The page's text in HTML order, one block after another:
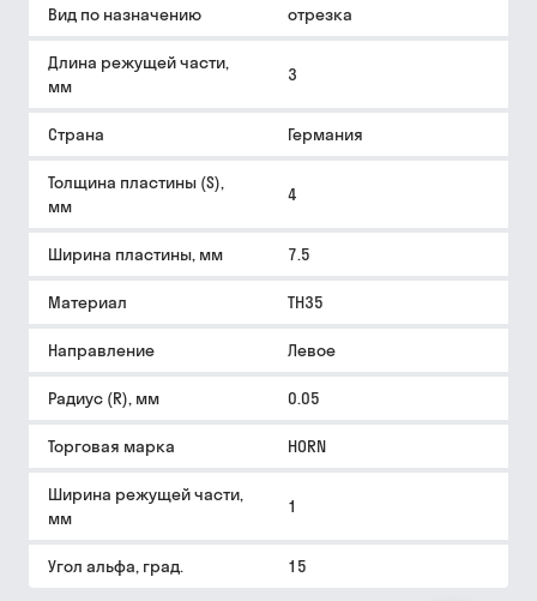
Вид по назначению отрезка
Длина режущей части,
мм
3
Страна Германия
Толщина пластины (S),
мм
4
Ширина пластины, мм 7.5
Материал TH35
Направление Левое
Радиус (R), мм 0.05
Торговая марка HORN
Ширина режущей части,
мм
1
Угол альфа, град. 15